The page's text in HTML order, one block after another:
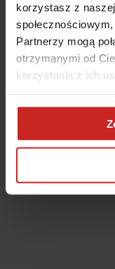
korzystasz z
Partnerzy mogą
otrzymanymi od
korzystania z ich
browser